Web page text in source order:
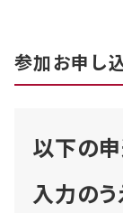
参加お申し
以下の
入力のう